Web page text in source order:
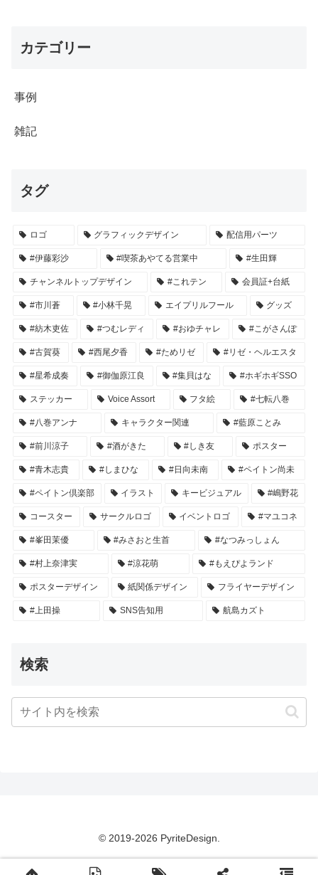
カテゴリー
事例
雑記
タグ
ロゴ グラフィックデザイン 配信用パーツ
#伊藤彩沙 #喫茶あやてる営業中 #生田輝
チャンネルトップデザイン #これテン 会員証+台紙
#市川蒼 #小林千晃 エイプリルフール グッズ
#紡木吏佐 #つむレディ #おゆチャレ #こがさんぽ
#古賀葵 #西尾夕香 #ためリゼ #リゼ・ヘルエスタ
#星希成奏 #御伽原江良 #集貝はな #ホギホギSSO
ステッカー Voice Assort フタ絵 #七転八巻
#八巻アンナ キャラクター関連 #藍原ことみ
#前川涼子 #酒がきた #しき友 ポスター
#青木志貴 #しまひな #日向未南 #ペイトン尚未
#ペイトン倶楽部 イラスト キービジュアル #嶋野花
コースター サークルロゴ イベントロゴ #マユコネ
#峯田茉優 #みさおと生首 #なつみっしょん
#村上奈津実 #涼花萌 #もえぴよランド
ポスターデザイン 紙関係デザイン フライヤーデザイン
#上田操 SNS告知用 航島カズト
検索
© 2019-2026 PyriteDesign.